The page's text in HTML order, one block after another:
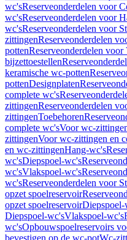
wc'sReserveonderdelen voor
wc'sReserveonderdelen voor
wc'sReserveonderdelen voor
zittingenReserveonderdelen
pottenReserveonderdelen
bijzettoestellen
keramische wc-potten
pottenDesignplaten
complete wc's
zittingenReserveonderdelen
zittingenToebehoren
complete wc'sVoor wc-
zittingenVoor wc-zittingen en
en wc-zittingenHang-wc's
wc'sDiepspoel-wc's
wc'sVlakspoel-wc's
wc'sReserveonderdelen voor
opzet spoelreservoir
opzet spoelreservoirDiepspoel-
Diepspoel-wc'sVlakspoel-wc's
wc'sOpbouwspoelreservoirs
bevestigen op de wc-potWc-